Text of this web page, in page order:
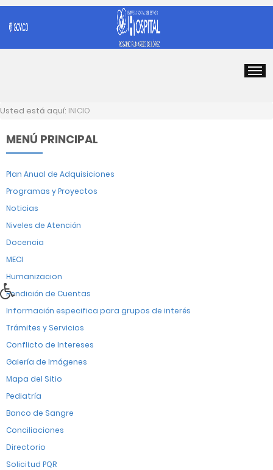
Usted está aquí: INICIO
MENÚ PRINCIPAL
Plan Anual de Adquisiciones
Programas y Proyectos
Noticias
Niveles de Atención
Docencia
MECI
Humanizacion
Rendición de Cuentas
Información especifica para grupos de interés
Trámites y Servicios
Conflicto de Intereses
Galería de Imágenes
Mapa del Sitio
Pediatría
Banco de Sangre
Conciliaciones
Directorio
Solicitud PQR